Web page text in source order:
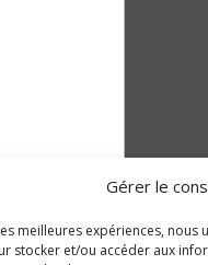
Gérer le
meilleures expériences, nous
stocker et/ou accéder aux